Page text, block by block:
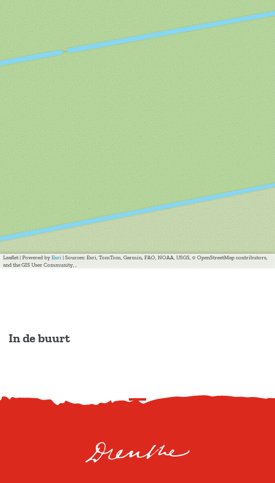
In de buurt
Leaflet | Powered by Esri | Sources: Esri, TomTom, Garmin, FAO, NOAA, USGS, © OpenStreetMap contributors,
and the GIS User Community, ,
S
o